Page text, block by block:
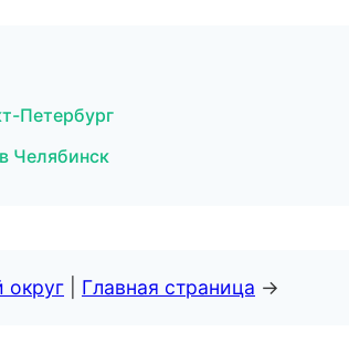
Петербург
Челябинск
Главная страница →